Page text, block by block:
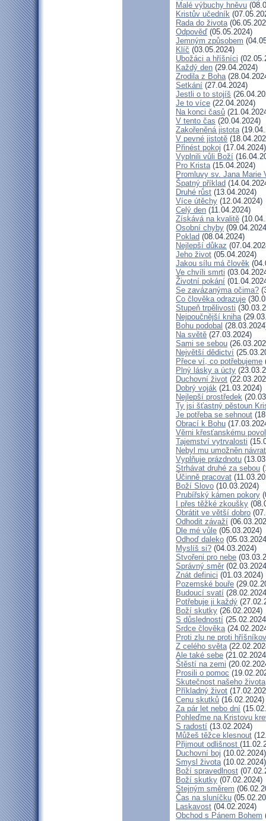
Malé výbuchy hněvu
Kristův učedník
Rada do života
Odpověď (05.05.2024)
Jemným způsobem
Klíč (03.05.2024)
Ubožáci a hříšníci
Každý den (29.04.2024)
Zrodila z Boha
Setkání (27.04.2024)
Jestli o to stojíš
Je to více (22.04.2024)
Na konci časů
V tento čas (20.04.2024)
Zakořeněná jistota
V pevné jistotě
Přinést pokoj (17.04.2024)
Vyplnili vůli Boží
Pro Krista(15.04.2024)
Promluvy sv. Jana Marie
Špatný příklad
Druhé růst (13.04.2024)
Více útěchy (12.04.2024)
Celý den (11.04.2024)
Získává na kvalitě
Osobní chyby
Poklad (08.04.2024)
Nejlepší důkaz
Jeho život (05.04.2024)
Jakou sílu má člověk
Ve chvíli smrti
Životní pokání
Se zavázanýma očima?
Co člověka odrazuje
Stupeň trpělivosti
Nejpoučnější kniha
Bohu podobal
Na světě (27.03.2024)
Sami se sebou
Největší dědictví
Přece ví, co potřebujeme
Plný lásky a úcty
Duchovní život
Dobrý voják (21.03.2024)
Nejlepší prostředek
Ty jsi šťastný pěstoun
Je potřeba se sehnout
Obrací k Bohu
Věrni křesťanskému
Tajemství vytrvalosti
Nebyl mu umožněn návrat
Vyplňuje prázdnotu
Strhávat druhé za sebou
Účinně pracovat
Boží Slovo (10.03.2024)
Prubířský kámen pokory
I přes těžké zkoušky
Obrátit ve větší dobro
Odhodit závaží
Dle mé vůle (05.03.2024)
Odhoď daleko
Myslíš si? (04.03.2024)
Stvořeni pro nebe
Správný směr
Znát definici (01.03.2024)
Pozemské bouře
Budoucí svatí
Potřebuje ji každý
Boží skutky (26.02.2024)
S důsledností
Srdce člověka
Proti zlu ne proti
Z celého světa
Ale také sebe
Štěstí na zemi
Prosili o pomoc
Skutečnost našeho života
Příkladný život
Cenu skutků (16.02.2024)
Za pár let nebo dní
Pohleďme na Kristovu
S radostí (13.02.2024)
Můžeš těžce klesnout
Přijmout odlišnost
Duchovní boj (10.02.2024)
Smysl života(10.02.2024)
Boží spravedlnost
Boží skutky (07.02.2024)
Stejným směrem
Čas na sluníčku
Laskavost (04.02.2024)
Obchod s Pánem Bohem